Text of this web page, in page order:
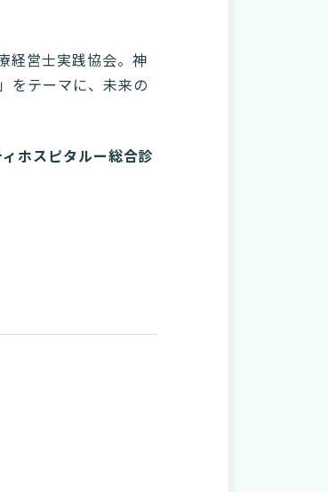
経営士実践協会。神
をテーマに、未来の
ホスピタルー総合診